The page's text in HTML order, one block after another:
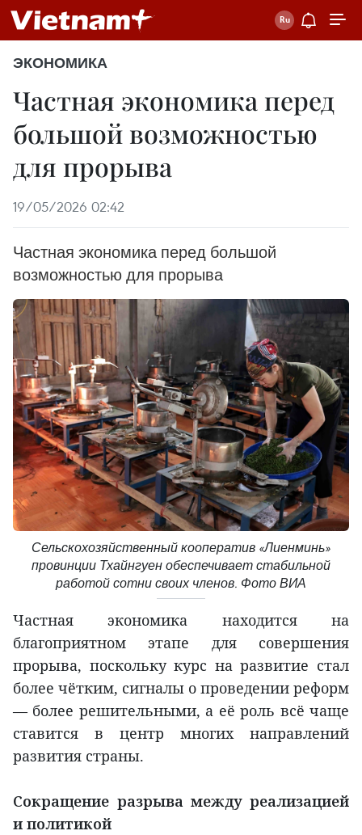
ЭКОНОМИКА
Частная экономика перед
большой возможностью
для прорыва
19/05/2026 02:42
Частная экономика перед большой
возможностью для прорыва
Сельскохозяйственный кооператив «Лиенминь»
провинции Тхайнгуен обеспечивает стабильной
работой сотни своих членов. Фото ВИА
Частная экономика находится на
благоприятном этапе для совершения
прорыва, поскольку курс на развитие стал
более чётким, сигналы о проведении реформ
— более решительными, а её роль всё чаще
ставится в центр многих направлений
развития страны.
Сокращение разрыва между реализацией
и политикой